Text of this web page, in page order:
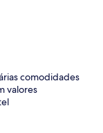
comodidades
valores